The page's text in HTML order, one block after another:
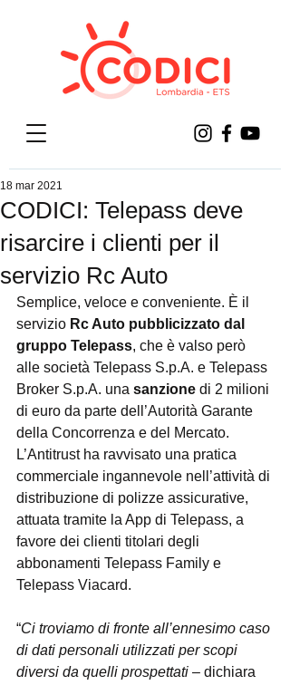
CODICI: Telepass deve
risarcire i clienti per il
servizio Rc Auto
18 mar 2021
Semplice, veloce e conveniente. È il
servizio Rc Auto pubblicizzato dal
gruppo Telepass, che è valso però
alle società Telepass S.p.A. e Telepass
Broker S.p.A. una sanzione di 2 milioni
di euro da parte dell’Autorità Garante
della Concorrenza e del Mercato.
L’Antitrust ha ravvisato una pratica
commerciale ingannevole nell’attività di
distribuzione di polizze assicurative,
attuata tramite la App di Telepass, a
favore dei clienti titolari degli
abbonamenti Telepass Family e
Telepass Viacard.
“Ci troviamo di fronte all’ennesimo caso
di dati personali utilizzati per scopi
diversi da quelli prospettati – dichiara